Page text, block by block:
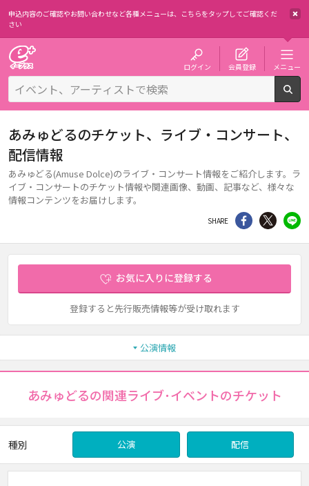
申込内容のご確認やお問い合わせなど各種メニューは、 こちらをタップしてご確認くだ
さい
ログイン 会員登録 メニュー
あみゅどるのチケット、ライブ・コンサート、
配信情報
あみゅどる(Amuse Dolce)のライブ・コンサート情報をご紹介します。ラ
イブ・コンサートのチケット情報や関連画像、動画、記事など、様々な
情報コンテンツをお届けします。
SHARE シェア Twitter
お気に入りに登録する
登録すると先行販売情報等が受け取れます
公演情報
あみゅどるの関連ライブ･イベントのチケット
種別 公演 配信